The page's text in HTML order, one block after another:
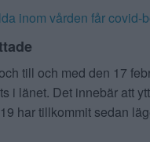
inom vården får covid-
till och med den 17
i länet. Det innebär att
har tillkommit sedan